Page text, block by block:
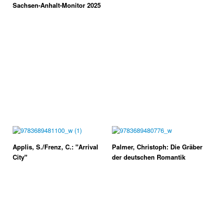
Sachsen-Anhalt-Monitor 2025
Applis, S./Frenz, C.: "Arrival
City"
Palmer, Christoph: Die Gräber
der deutschen Romantik